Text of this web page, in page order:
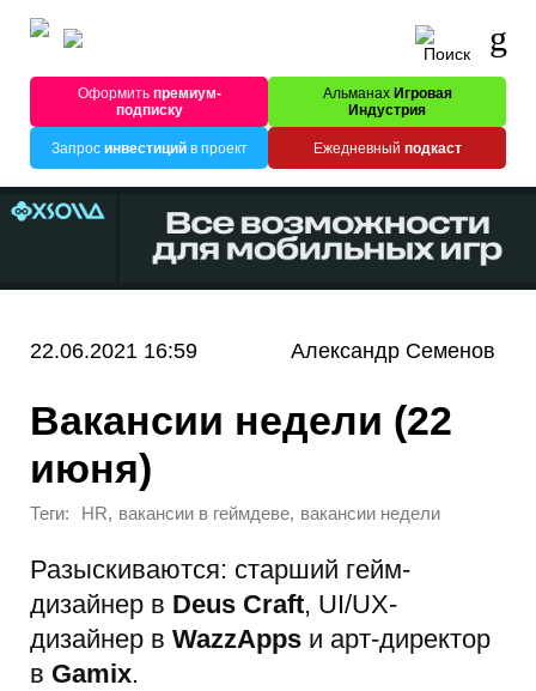
Оформитьпремиум-
подписку
Альманах Игровая
Индустрия
Запрос инвестицийв проект Ежедневный подкаст
22.06.2021 16:59 Александр Семенов
Вакансии недели (22
июня)
Теги: HR, вакансии в геймдеве, вакансии недели
Разыскиваются: старший гейм-
дизайнер в Deus Craft, UI/UX-
дизайнер в WazzApps и арт-директор
в Gamix.